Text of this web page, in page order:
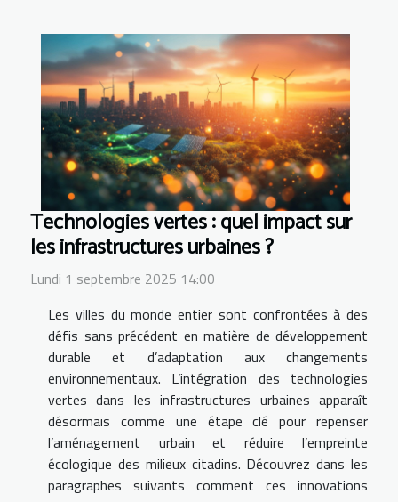
Technologies vertes : quel impact sur
les infrastructures urbaines ?
Lundi 1 septembre 2025 14:00
Les villes du monde entier sont confrontées à des
défis sans précédent en matière de développement
durable et d’adaptation aux changements
environnementaux. L’intégration des technologies
vertes dans les infrastructures urbaines apparaît
désormais comme une étape clé pour repenser
l’aménagement urbain et réduire l’empreinte
écologique des milieux citadins. Découvrez dans les
paragraphes suivants comment ces innovations